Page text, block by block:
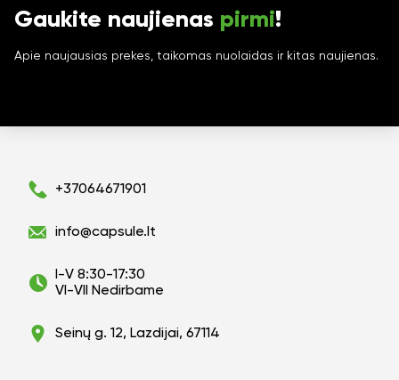
Gaukite naujienas pirmi!
Apie naujausias prekes, taikomas nuolaidas ir kitas naujienas.
+37064671901
info@capsule.lt
I-V 8:30-17:30
VI-VII Nedirbame
Seinų g. 12, Lazdijai, 67114